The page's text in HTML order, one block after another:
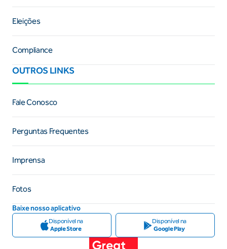
Eleições
Compliance
OUTROS LINKS
Fale Conosco
Perguntas Frequentes
Imprensa
Fotos
Baixe nosso aplicativo
Disponível na
Apple Store
Disponível na
Google Play